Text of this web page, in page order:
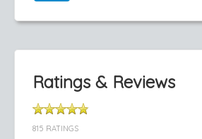
Ratings & Reviews
815 RATINGS